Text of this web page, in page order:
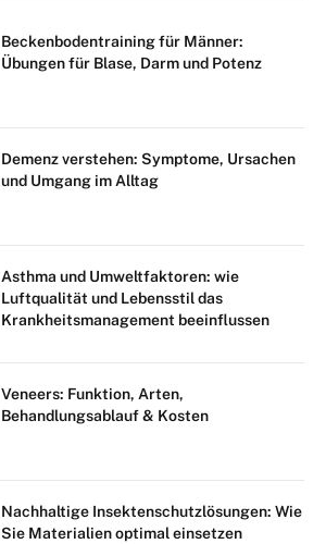
Beckenbodentraining für Männer:
Übungen für Blase, Darm und Potenz
Demenz verstehen: Symptome, Ursachen
und Umgang im Alltag
Asthma und Umweltfaktoren: wie
Luftqualität und Lebensstil das
Krankheitsmanagement beeinflussen
Veneers: Funktion, Arten,
Behandlungsablauf & Kosten
Nachhaltige Insektenschutzlösungen: Wie
Sie Materialien optimal einsetzen